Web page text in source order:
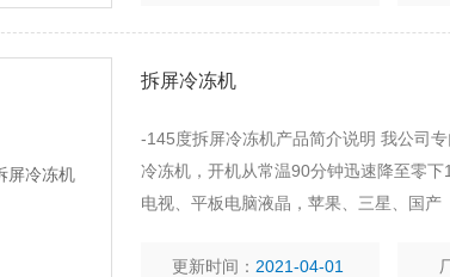
拆屏冷冻机
-145度拆屏冷冻机产品简介说明 我公司
冷冻机，开机从常温90分钟迅速降至零
电视、平板电脑液晶，苹果、三星、国
更新时间： 2021-04-01